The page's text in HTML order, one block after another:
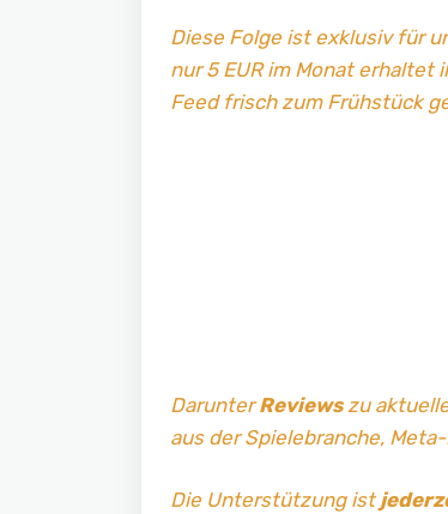
Diese Folge ist exklusiv für
nur 5 EUR im Monat erhaltet
Feed frisch zum Frühstück
DarunterReviewszu
aus der Spielebranche,
Die Unterstützung ist